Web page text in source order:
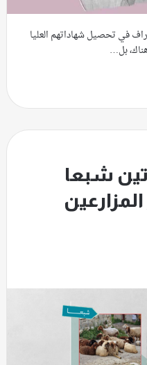
في تحصيل شهاداتهم العليا
بل…
شبعا